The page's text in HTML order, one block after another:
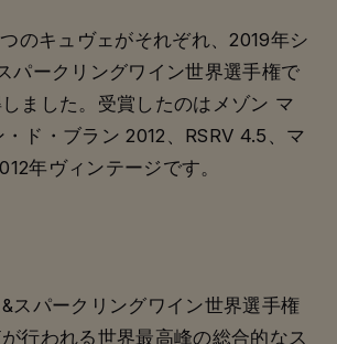
のキュヴェがそれぞれ、2019年シ
パークリングワイン世界選手権で
ました。受賞したのはメゾン マ
・ド・ブラン 2012、RSRV 4.5、マ
年ヴィンテージです。
スパークリングワイン世界選手権
行われる世界最高峰の総合的なス